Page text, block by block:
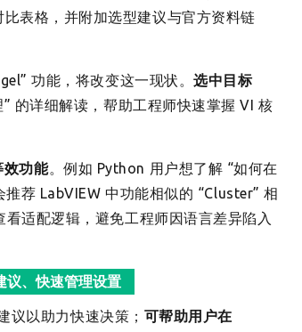
表格，并附加选型建议与官方资料链
功能，将改变这一现状。选中目标
的详细解读，帮助工程师快速掌握 VI 核
功能。例如 Python 用户想了解 “如何在
荐 LabVIEW 中功能相似的 “Cluster” 相
适配逻辑，避免工程师因语言差异陷入
、快速管理设置
议以助力快速决策； 可帮助用户在